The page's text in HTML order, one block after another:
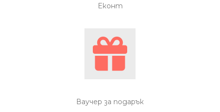
Еконт
Ваучер за подарък